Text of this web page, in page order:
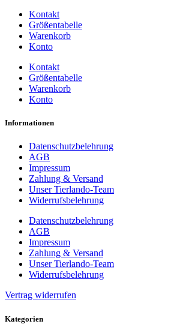
Kontakt
Größentabelle
Warenkorb
Konto
Kontakt
Größentabelle
Warenkorb
Konto
Informationen
Datenschutzbelehrung
AGB
Impressum
Zahlung & Versand
Unser Tierlando-Team
Widerrufsbelehrung
Datenschutzbelehrung
AGB
Impressum
Zahlung & Versand
Unser Tierlando-Team
Widerrufsbelehrung
Vertrag widerrufen
Kategorien